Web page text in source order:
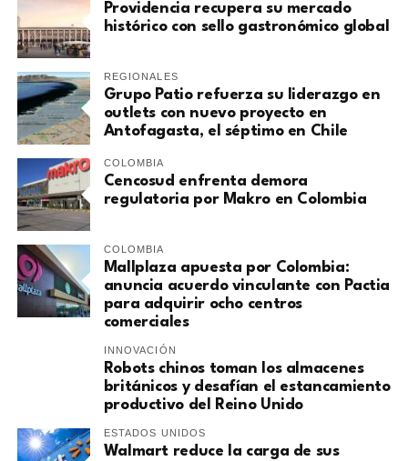
Providencia recupera su mercado
histórico con sello gastronómico global
REGIONALES
Grupo Patio refuerza su liderazgo en
outlets con nuevo proyecto en
Antofagasta, el séptimo en Chile
COLOMBIA
Cencosud enfrenta demora
regulatoria por Makro en Colombia
COLOMBIA
Mallplaza apuesta por Colombia:
anuncia acuerdo vinculante con Pactia
para adquirir ocho centros
comerciales
INNOVACIÓN
Robots chinos toman los almacenes
británicos y desafían el estancamiento
productivo del Reino Unido
ESTADOS UNIDOS
Walmart reduce la carga de sus